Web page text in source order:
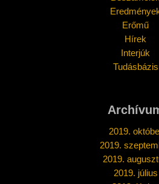
Erőmű
Hírek
Interjúk
Tudásbázis
2019.
2019.
2019.
2019. július